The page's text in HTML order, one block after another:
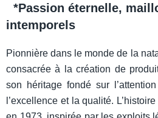
*Passion éternelle,
intemporels
Pionnière dans le monde de la
consacrée à la création de
son héritage fondé sur
l’excellence et la qualité.